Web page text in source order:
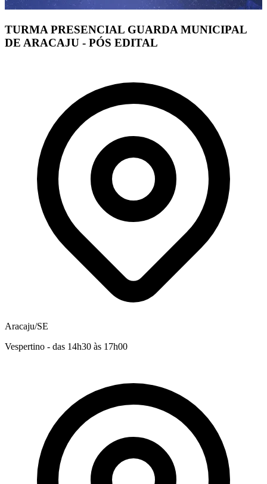
TURMA PRESENCIAL GUARDA MUNICIPAL
DE ARACAJU - PÓS EDITAL
Aracaju/SE
Vespertino - das 14h30 às 17h00